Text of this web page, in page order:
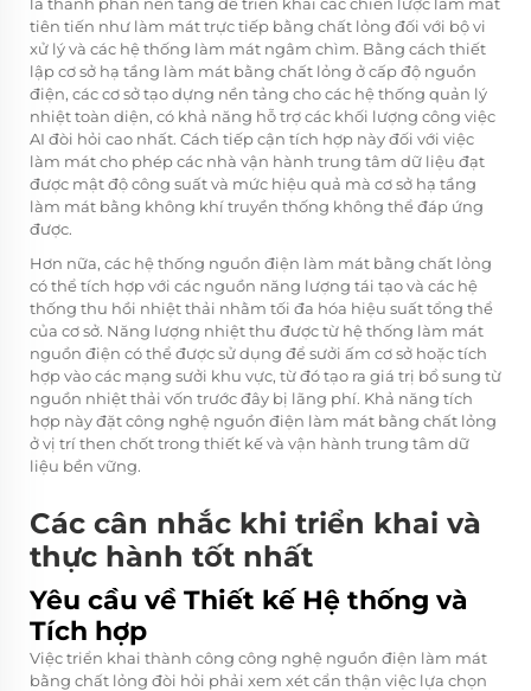
tiên tiến như làm mát trực tiếp bằng chất lỏng đối với bộ vi
xử lý và các hệ thống làm mát ngâm chìm. Bằng cách thiết
lập cơ sở hạ tầng làm mát bằng chất lỏng ở cấp độ nguồn
điện, các cơ sở tạo dựng nền tảng cho các hệ thống quản lý
nhiệt toàn diện, có khả năng hỗ trợ các khối lượng công việc
AI đòi hỏi cao nhất. Cách tiếp cận tích hợp này đối với việc
làm mát cho phép các nhà vận hành trung tâm dữ liệu đạt
được mật độ công suất và mức hiệu quả mà cơ sở hạ tầng
làm mát bằng không khí truyền thống không thể đáp ứng
được.
Hơn nữa, các hệ thống nguồn điện làm mát bằng chất lỏng
có thể tích hợp với các nguồn năng lượng tái tạo và các hệ
thống thu hồi nhiệt thải nhằm tối đa hóa hiệu suất tổng thể
của cơ sở. Năng lượng nhiệt thu được từ hệ thống làm mát
nguồn điện có thể được sử dụng để sưởi ấm cơ sở hoặc tích
hợp vào các mạng sưởi khu vực, từ đó tạo ra giá trị bổ sung từ
nguồn nhiệt thải vốn trước đây bị lãng phí. Khả năng tích
hợp này đặt công nghệ nguồn điện làm mát bằng chất lỏng
ở vị trí then chốt trong thiết kế và vận hành trung tâm dữ
liệu bền vững.
Các cân nhắc khi triển khai và
thực hành tốt nhất
Yêu cầu về Thiết kế Hệ thống và
Tích hợp
Việc triển khai thành công công nghệ nguồn điện làm mát
bằng chất lỏng đòi hỏi phải xem xét cẩn thận việc lựa chọn